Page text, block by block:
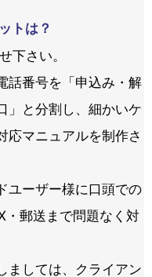
トは？
下さい。
話番号を「申込み・解
」と分割し、細かいケ
応マニュアルを制作さ
ユーザー様に口頭での
・郵送まで問題なく対
ましては、クライアン